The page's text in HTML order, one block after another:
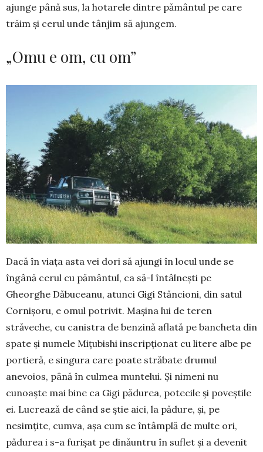
ajunge până sus, la hotarele dintre pământul pe care
trăim și cerul unde tânjim să ajungem.
„Omu e om, cu om”
Dacă în viața asta vei dori să ajungi în locul unde se
îngână cerul cu pământul, ca să-l întâlnești pe
Gheorghe Dăbuceanu, atunci Gigi Stăncioni, din satul
Cornișoru, e omul potrivit. Mașina lui de teren
străveche, cu canistra de benzină aflată pe bancheta din
spate și numele Mițubishi inscripționat cu litere albe pe
portieră, e singura care poate străbate dru­mul
anevoios, până în culmea muntelui. Și nimeni nu
cunoaște mai bine ca Gigi pădurea, potecile și poveștile
ei. Lucrează de când se știe aici, la pădure, și, pe
nesimțite, cumva, așa cum se întâmplă de mul­te ori,
pădurea i s-a furișat pe dinăuntru în suflet și a devenit